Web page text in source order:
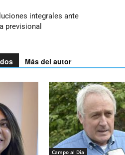
integrales ante
previsional
Más del autor
Campo al Día